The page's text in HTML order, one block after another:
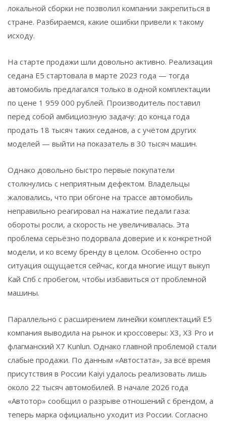
локальной сборки не позволил компании закрепиться в
стране. Разбираемся, какие ошибки привели к такому
исходу.
На старте продажи шли довольно активно. Реализация
седана E5 стартовала в марте 2023 года — тогда
автомобиль предлагался только в одной комплектации
по цене 1 959 000 рублей. Производитель поставил
перед собой амбициозную задачу: до конца года
продать 18 тысяч таких седанов, а с учётом других
моделей — выйти на показатель в 30 тысяч машин.
Однако довольно быстро первые покупатели
столкнулись с неприятным дефектом. Владельцы
жаловались, что при обгоне на трассе автомобиль
неправильно реагировал на нажатие педали газа:
обороты росли, а скорость не увеличивалась. Эта
проблема серьёзно подорвала доверие и к конкретной
модели, и ко всему бренду в целом. Особенно остро
ситуация ощущается сейчас, когда многие ищут выкуп
Кай Спб с пробегом, чтобы избавиться от проблемной
машины.
Параллельно с расширением линейки комплектаций E5
компания выводила на рынок и кроссоверы: X3, X3 Pro и
флагманский X7 Kunlun. Однако главной проблемой стали
слабые продажи. По данным «Автостата», за всё время
присутствия в России Kaiyi удалось реализовать лишь
около 22 тысяч автомобилей. В начале 2026 года
«Автотор» сообщил о разрыве отношений с брендом, а
теперь марка официально уходит из России. Согласно